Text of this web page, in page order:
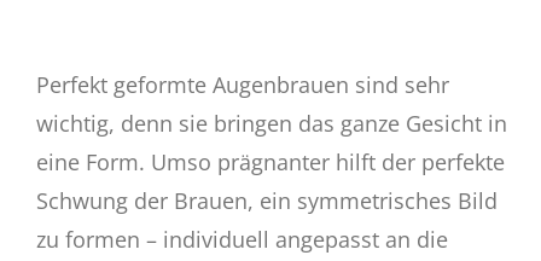
Perfekt geformte Augenbrauen sind sehr
wichtig, denn sie bringen das ganze Gesicht in
eine Form. Umso prägnanter hilft der perfekte
Schwung der Brauen, ein symmetrisches Bild
zu formen – individuell angepasst an die